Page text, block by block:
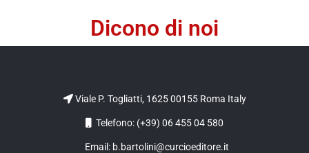
Dicono di noi
Viale P. Togliatti, 1625 00155 Roma Italy
Telefono: (+39) 06 455 04 580
Email: b.bartolini@curcioeditore.it